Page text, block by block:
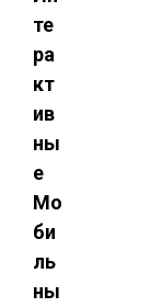
те
ра
кт
ив
ны
е
Мо
би
ль
ны